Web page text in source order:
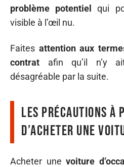
problème potentiel
qui
visible à l’œil nu.
Faites attention aux
contrat afin qu’il n’y
désagréable par la suite.
Les précautions à
d’acheter une
Acheter une voiture